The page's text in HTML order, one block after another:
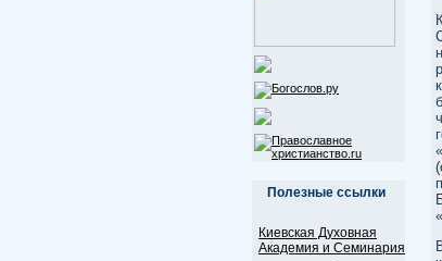
Полезные ссылки
Киевская Духовная
Академия и Семинария